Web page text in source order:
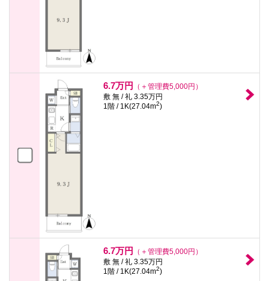
6.7万円
（＋管理費5,000円）
敷 無 / 礼 3.35万円
1階 / 1K(27.04m2)
6.7万円
（＋管理費5,000円）
敷 無 / 礼 3.35万円
1階 / 1K(27.04m2)